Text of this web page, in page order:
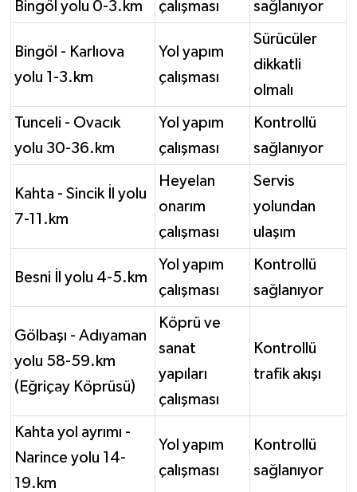
Bingöl yolu 0-3.km
çalışması
sağlanıyor
Bingöl - Karlıova
yolu 1-3.km
Yol yapım
çalışması
Sürücüler
dikkatli
olmalı
Tunceli - Ovacık
yolu 30-36.km
Yol yapım
çalışması
Kontrollü
sağlanıyor
Kahta - Sincik İl yolu
7-11.km
Heyelan
onarım
çalışması
Servis
yolundan
ulaşım
Besni İl yolu 4-5.km
Yol yapım
çalışması
Kontrollü
sağlanıyor
Gölbaşı - Adıyaman
yolu 58-59.km
(Eğriçay Köprüsü)
Köprü ve
sanat
yapıları
çalışması
Kontrollü
trafik akışı
Kahta yol ayrımı -
Narince yolu 14-
19.km
Yol yapım
çalışması
Kontrollü
sağlanıyor